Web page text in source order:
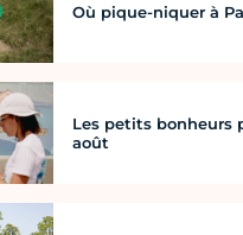
Où pique-niquer à
Les petits bonheurs
août